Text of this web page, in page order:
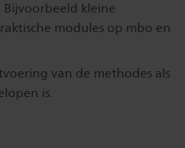
kleine
modules op mbo en
van de methodes als
is.